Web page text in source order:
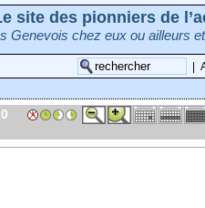
site des pionniers de
Genevois chez eux ou ailleurs